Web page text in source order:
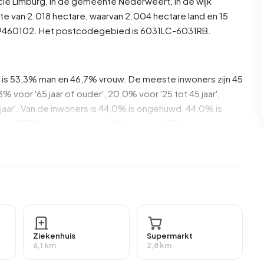
van 2.018 hectare, waarvan 2.004 hectare land en 15
Het postcodegebied is 6031LC-6031RB.
man en 46,7% vrouw. De meeste inwoners zijn 45
voor '65 jaar of ouder', 20,0% voor '25 tot 45 jaar',
Van de inwoners is 44,0% is ongehuwd, 44,0% is
Het gemiddelde inkomen per
is dan het nationale gemiddelde van €35.800. Per
wat €2.700 (9%) hoger is dan het nationale gemiddelde
Ziekenhuis
6,1 km
Supermarkt
2,8 km